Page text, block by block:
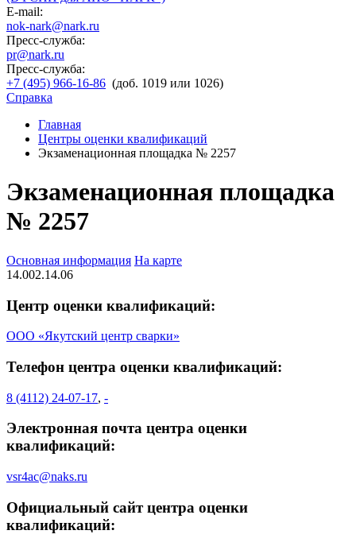
E-mail:
nok-nark@nark.ru
Пресс-служба:
pr@nark.ru
Пресс-служба:
+7 (495) 966-16-86 (доб. 1019 или 1026)
Справка
Главная
Центры оценки квалификаций
Экзаменационная площадка № 2257
Экзаменационная площадка
№ 2257
Основная информация На карте
14.002.14.06
Центр оценки квалификаций:
ООО «Якутский центр сварки»
Телефон центра оценки квалификаций:
8 (4112) 24-07-17, -
Электронная почта центра оценки
квалификаций:
vsr4ac@naks.ru
Официальный сайт центра оценки
квалификаций: